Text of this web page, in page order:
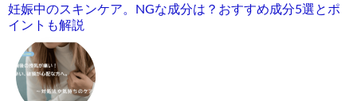
妊娠中のスキンケア。NGな成分は？おすすめ成分5選とポ
イントも解説